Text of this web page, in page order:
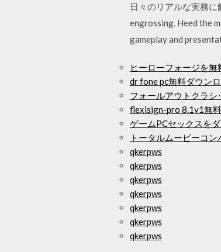
日々のリアルな実務
engrossing. Heed the
gameplay and
ヒーローフォージを無
dr fone pc無料ダウン
フォールアウトクラ
flexisign-pro 8.1v1無
ゲームPCセックスを
トータルムービーコ
qkerpws
qkerpws
qkerpws
qkerpws
qkerpws
qkerpws
qkerpws